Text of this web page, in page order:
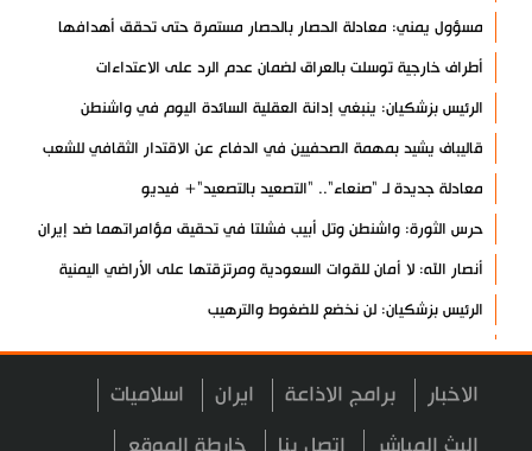
مسؤول يمني: معادلة الحصار بالحصار مستمرة حتى تحقق أهدافها
أطراف خارجية توسلت بالعراق لضمان عدم الرد على الاعتداءات
الرئيس بزشكيان: ينبغي إدانة العقلية السائدة اليوم في واشنطن
قاليباف يشيد بمهمة الصحفيين في الدفاع عن الاقتدار الثقافي للشعب
معادلة جديدة لـ "صنعاء".. "التصعيد بالتصعيد"+ فيديو
حرس الثورة: واشنطن وتل أبيب فشلتا في تحقيق مؤامراتهما ضد إيران
أنصار الله: لا أمان للقوات السعودية ومرتزقتها على الأراضي اليمنية
الرئيس بزشكيان: لن نخضع للضغوط والترهيب
تألق إيراني في الأولمبياد العالمي للذكاء الاصطناعي
الزعبي: ثورة الحسين مشروع دائم لرفض الظلم والهيمنة
عدوان واسع على مخيم قلنديا شمال القدس
الاخبار برامج الاذاعة ايران اسلاميات